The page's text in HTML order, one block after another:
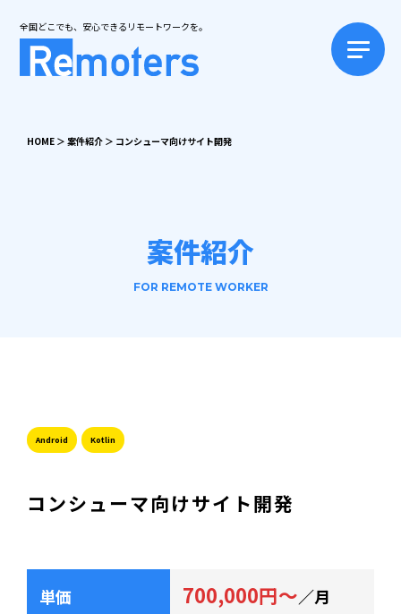
全国どこでも、安心できるリモートワークを。
HOME ＞ 案件紹介 ＞ コンシューマ向けサイト開発
案件紹介
FOR REMOTE WORKER
Android Kotlin
コンシューマ向けサイト開発
単価 700,000円～／月